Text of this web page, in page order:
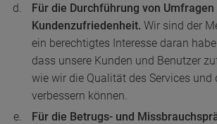
Für die Durchführung von Umfragen
Kundenzufriedenheit. Wir sind der
ein berechtigtes Interesse daran
dass unsere Kunden und Benutzer
wie wir die Qualität des Services und
verbessern können.
Für die Betrugs- und